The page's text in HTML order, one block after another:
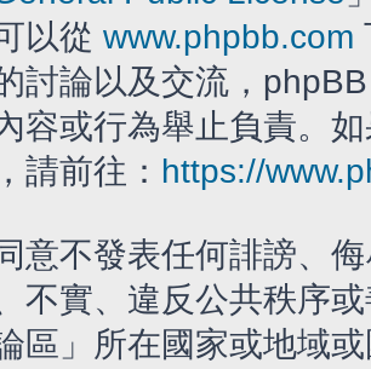
以從 www.phpbb.com
的討論以及交流，
容或行為舉止負責。
請前往： https://
意不發表任何誹謗、
不實、違反公共秩序
區」所在國家或地域